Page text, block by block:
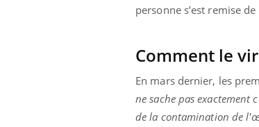
personne s’est remise
Comment le
En mars dernier, les
ne sache pas
de la contamination de
Le Ramadan approche, et, pour de
nombreuses personnes atteintes de
diabète, c'est une période de